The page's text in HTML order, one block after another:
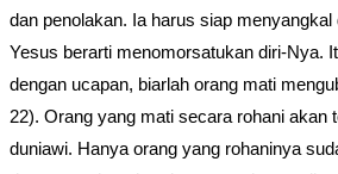
dan penolakan. Ia harus siap
Yesus berarti menomorsatukan diri-Nya.
dengan ucapan, biarlah orang mati
22). Orang yang mati secara rohani akan
duniawi. Hanya orang yang rohaninya